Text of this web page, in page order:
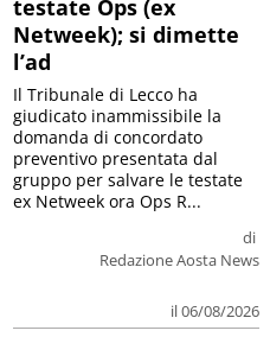
testate Ops (ex
Netweek); si dimette
l’ad
di
Redazione Aosta News
il 06/08/2026
Il Tribunale di Lecco ha
giudicato inammissibile la
domanda di concordato
preventivo presentata dal
gruppo per salvare le testate
ex Netweek ora Ops R...